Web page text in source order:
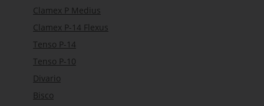
Clamex P Medius
Clamex P-14 Flexus
Tenso P-14
Tenso P-10
Divario
Bisco